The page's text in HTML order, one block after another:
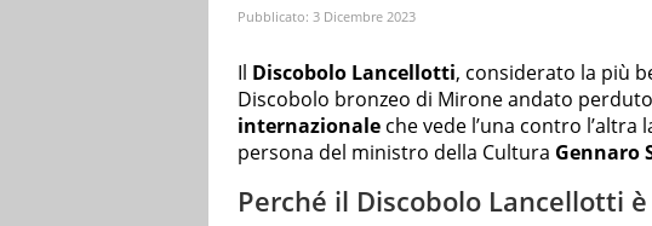
Pubblicato: 3 Dicembre 2023
Il Discobolo Lancellotti, considerato la più
Discobolo bronzeo di Mirone andato
internazionale che vede l’una contro l’altra
persona del ministro della Cultura Gennaro
Perché il Discobolo Lancellotti